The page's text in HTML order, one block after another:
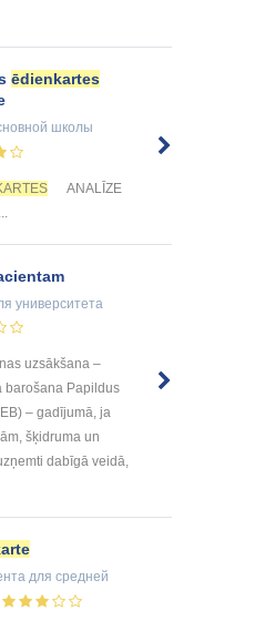
ēdienkartes
школы
ANALĪZE
университета
uzsākšana –
barošana Papildus
– gadījumā, ja
šķidruma un
dabīgā veidā,
для средней